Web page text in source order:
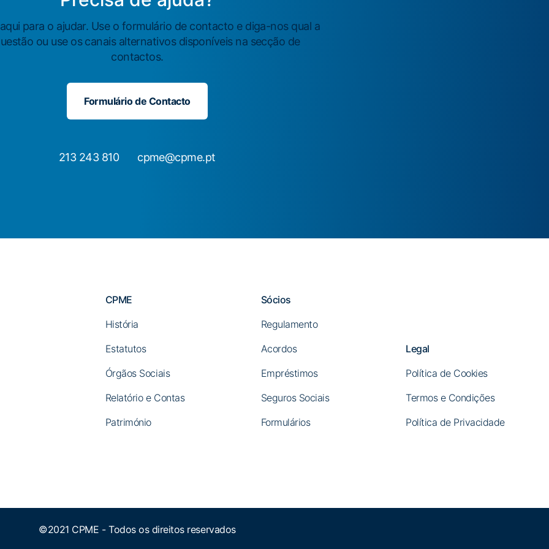
para o ajudar. Use o formulário de contacto e diga-nos qual a
ou use os canais alternativos disponíveis na secção de
contactos.
Formulário de Contacto
213 243 810 cpme@cpme.pt
CPME
História
Estatutos
Órgãos Sociais
Relatório e Contas
Património
Sócios
Regulamento
Acordos
Empréstimos
Seguros Sociais
Formulários
Legal
Política de Cookies
Termos e Condições
Política de Privacidade
©2021 CPME - Todos os direitos reservados